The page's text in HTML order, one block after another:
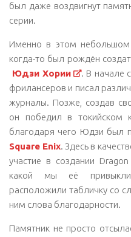
был даже воздвигнут
серии.
Именно в этом небольшом
когда-то был рождён
Юдзи Хории
. В начале
фрилансеров и писал
журналы. Позже, создав
он победил в токийском
благодаря чего Юдзи был
Square Enix. Здесь в
участие в создании
какой мы её
расположили табличку со
ним слова благодарности.
Памятник не просто